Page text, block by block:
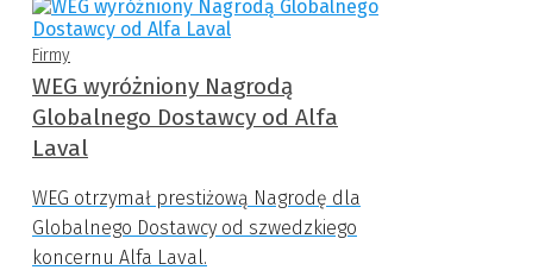
Firmy
WEG wyróżniony Nagrodą
Globalnego Dostawcy od Alfa
Laval
WEG otrzymał prestiżową Nagrodę dla
Globalnego Dostawcy od szwedzkiego
koncernu Alfa Laval.